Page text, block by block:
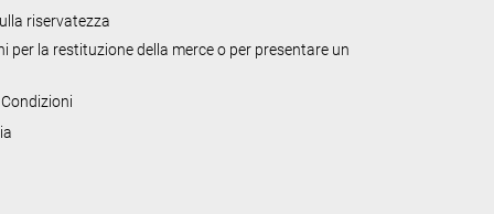
riservatezza
per la restituzione della merce o per presentare un